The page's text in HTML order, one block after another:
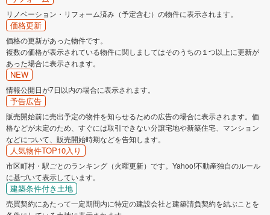
リノベーション・リフォーム済み（予定含む）の物件に表示されます。
価格更新
価格の更新があった物件です。
複数の価格が表示されている物件に関しましてはそのうちの１つ以上に更新が
あった場合に表示されます。
NEW
情報公開日が7日以内の場合に表示されます。
予告広告
販売開始前に売出予定の物件を知らせるための広告の場合に表示されます。価
格などが未定のため、すぐには取引できない分譲宅地や新築住宅、マンション
などについて、販売開始時期などを告知します。
人気物件TOP10入り
市区町村・駅ごとのランキング（火曜更新）です。Yahoo!不動産独自のルール
に基づいて表示しています。
建築条件付き土地
売買契約にあたって一定期間内に特定の建設会社と建築請負契約を結ぶことを